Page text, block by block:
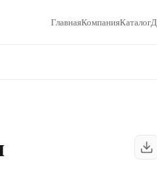
ГлавнаяКомпанияКаталог